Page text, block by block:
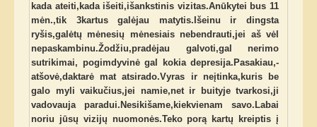
kada ateiti,kada išeiti,išankstinis vizitas.Anūkytei bus 11
mėn.,tik 3kartus galėjau matytis.Išeinu ir dingsta
ryšis,galėtų mėnesių mėnesiais nebendrauti,jei aš vėl
nepaskambinu.Žodžiu,pradėjau galvoti,gal nerimo
sutrikimai, pogimdyvinė gal kokia depresija.Pasakiau,-
atšovė,daktarė mat atsirado.Vyras ir neįtinka,kuris be
galo myli vaikučius,jei namie,net ir buityje tvarkosi,ji
vadovauja paradui.Nesikišame,kiekvienam savo.Labai
noriu jūsų vizijų nuomonės.Teko porą kartų kreiptis į